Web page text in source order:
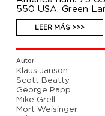
550 USA, Green
Arrow núm. 75
Mort Weisinger,
Moore, Mike Grell,
Janson, Neal
noveno arte por
Green Arrow. Con
75 años de vida,
idóneas para
GUIÓN: Alan
Grell, Mort
LEER MÁS >>>
Autor
Klaus Janson
Scott Beatty
George Papp
Mike Grell
Mort Weisinger